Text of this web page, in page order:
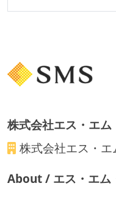
受動喫煙防止措置
株式会社エス・エム
株式会社エス・エ
About / エス・エム